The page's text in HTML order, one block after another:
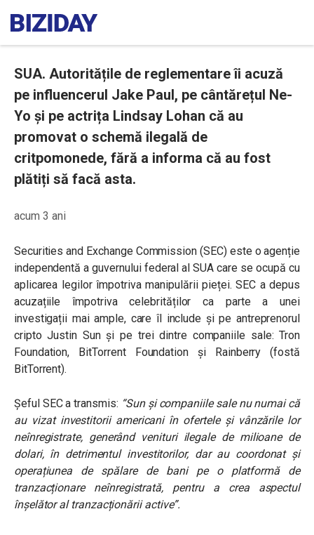
SUA. Autoritățile de reglementare îi acuză
pe influencerul Jake Paul, pe cântărețul Ne-
Yo și pe actrița Lindsay Lohan că au
promovat o schemă ilegală de
critpomonede, fără a informa că au fost
plătiți să facă asta.
acum 3 ani
Securities and Exchange Commission (SEC) este o agenție
independentă a guvernului federal al SUA care se ocupă cu
aplicarea legilor împotriva manipulării pieței. SEC a depus
acuzațiile împotriva celebrităților ca parte a unei
investigații mai ample, care îl include și pe antreprenorul
cripto Justin Sun și pe trei dintre companiile sale: Tron
Foundation, BitTorrent Foundation și Rainberry (fostă
BitTorrent).
Șeful SEC a transmis: “Sun și companiile sale nu numai că
au vizat investitorii americani în ofertele și vânzările lor
neînregistrate, generând venituri ilegale de milioane de
dolari, în detrimentul investitorilor, dar au coordonat și
operațiunea de spălare de bani pe o platformă de
tranzacționare neînregistrată, pentru a crea aspectul
înșelător al tranzacționării active”.